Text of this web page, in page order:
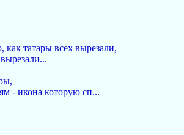
как татары всех вырезали,
- икона которую сп...